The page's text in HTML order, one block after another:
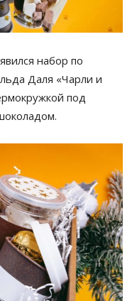
набор по
Даля «Чарли и
под